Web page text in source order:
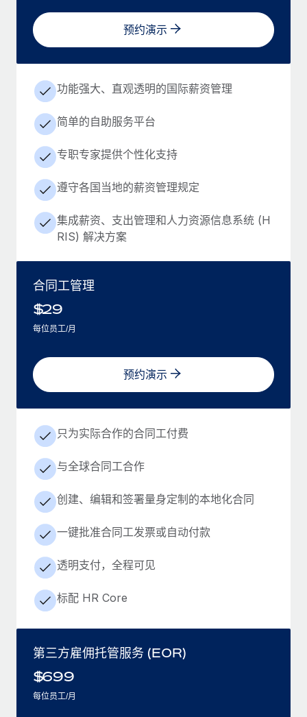
预约演示
功能强大、直观透明的国际薪资管理
简单的自助服务平台
专职专家提供个性化支持
遵守各国当地的薪资管理规定
集成薪资、支出管理和人力资源信息系统 (H
RIS) 解决方案
合同工管理
$29
每位员工/月
预约演示
只为实际合作的合同工付费
与全球合同工合作
创建、编辑和签署量身定制的本地化合同
一键批准合同工发票或自动付款
透明支付，全程可见
标配 HR Core
第三方雇佣托管服务 (EOR)
$699
每位员工/月